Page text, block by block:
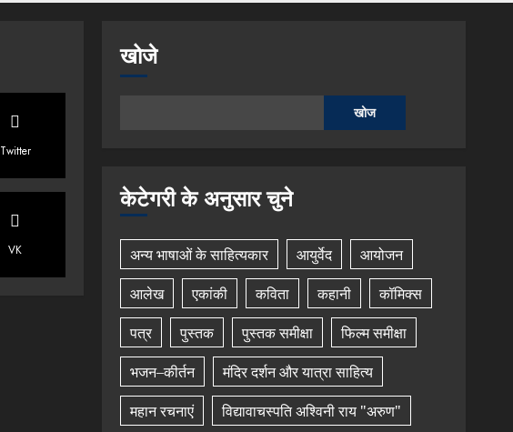
Twitter
VK
खोजे
खोज
केटेगरी के अनुसार चुने
अन्य भाषाओं के साहित्यकार आयुर्वेद
आयोजन
आलेख
एकांकी कविता कहानी
कॉमिक्स
पत्र
पुस्तक पुस्तक समीक्षा
फिल्म समीक्षा
भजन–कीर्तन
मंदिर दर्शन और यात्रा साहित्य
महान रचनाएं
विद्यावाचस्पति अश्विनी राय "अरुण"